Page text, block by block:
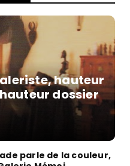
hauteur
dossier
parle de la couleur,